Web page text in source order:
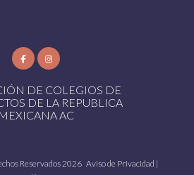
DE COLEGIOS DE
DE LA REPUBLICA
MEXICANA AC
Reservados 2026Aviso de Privacidad |